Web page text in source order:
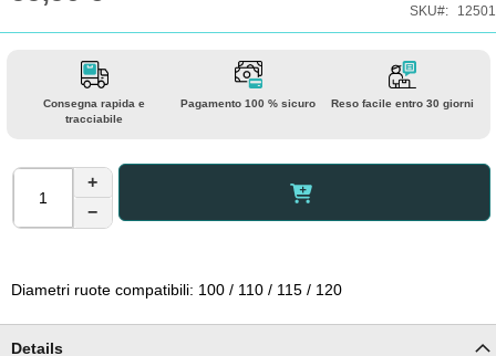
SKU
12501
Consegna rapida e
tracciabile
Pagamento 100 % sicuro Reso facile entro 30 giorni
+
−
Diametri ruote compatibili: 100 / 110 / 115 / 120
Details